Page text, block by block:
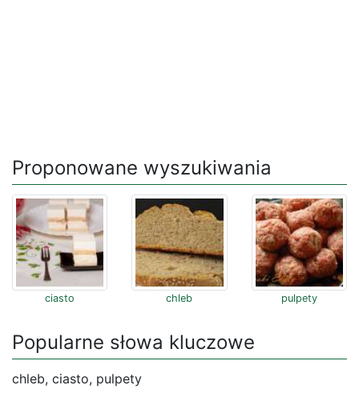
Proponowane wyszukiwania
ciasto chleb pulpety
Popularne słowa kluczowe
chleb, ciasto, pulpety